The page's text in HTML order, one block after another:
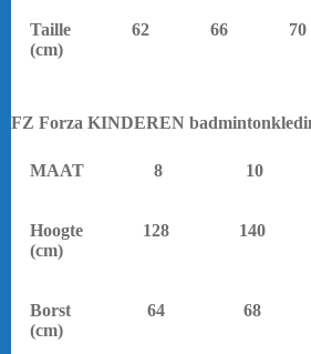
Taille
(cm)
62 66 70
FZ Forza KINDEREN
MAAT 8 10
Hoogte
(cm)
128 140
Borst
(cm)
64 68